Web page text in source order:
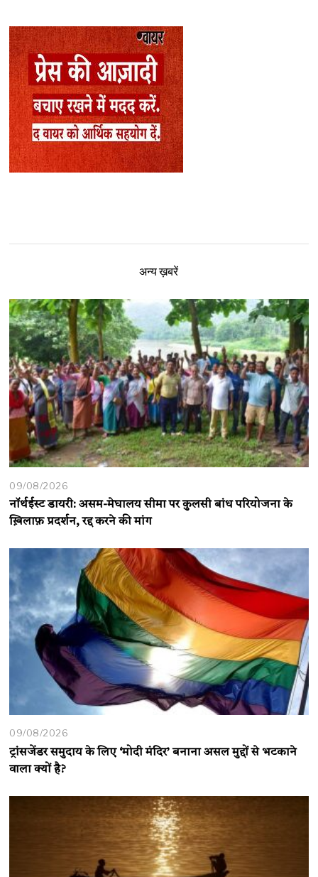
अन्य ख़बरें
09/08/2026
नॉर्थईस्ट डायरी: असम-मेघालय सीमा पर कुलसी बांध परियोजना के
ख़िलाफ़ प्रदर्शन, रद्द करने की मांग
09/08/2026
ट्रांसजेंडर समुदाय के लिए ‘मोदी मंदिर’ बनाना असल मुद्दों से भटकाने
वाला क्यों है?